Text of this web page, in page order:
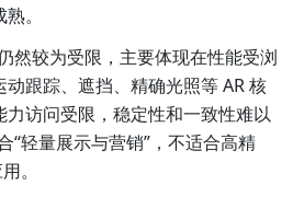
。
然较为受限，主要体现在性能受浏
跟踪、遮挡、精确光照等 AR 核
访问受限，稳定性和一致性难以
“轻量展示与营销”，不适合高精
。